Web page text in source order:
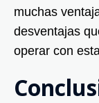
muchas
desventajas
operar con